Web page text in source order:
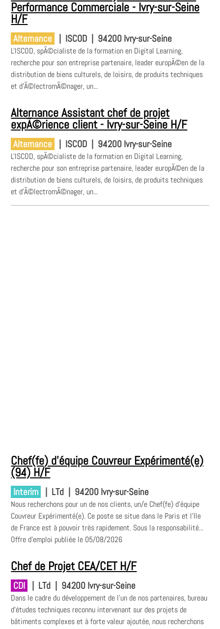
Performance Commerciale - Ivry-sur-Seine
H/F
Alternance | ISCOD | 94200 Ivry-sur-Seine
L'ISCOD, spÃ©cialiste de la formation en Digital Learning,
recherche pour son entreprise partenaire, leader europÃ©en de la
distribution de biens culturels, de loisirs, de produits techniques
et d'Ã©lectromÃ©nager, un...
Alternance Assistant chef de projet
expÃ©rience client - Ivry-sur-Seine H/F
Alternance | ISCOD | 94200 Ivry-sur-Seine
L'ISCOD, spÃ©cialiste de la formation en Digital Learning,
recherche pour son entreprise partenaire, leader europÃ©en de la
distribution de biens culturels, de loisirs, de produits techniques
et d'Ã©lectromÃ©nager, un...
Chef(fe) d'équipe Couvreur Expérimenté(e)
(94) H/F
Interim | LTd | 94200 Ivry-sur-Seine
Nous recherchons pour un de nos clients, un/e Chef(fe) d'équipe
Couvreur Expérimenté(e). Ce poste se situe dans le Paris et l'Ile
de France est à pouvoir très rapidement. Sous la responsabilité...
Offre d'emploi publiée le 05/08/2026
Chef de Projet CEA/CET H/F
CDI | LTd | 94200 Ivry-sur-Seine
Dans le cadre du développement de l'un de nos partenaires, bureau
d'études techniques reconnu intervenant sur des projets de
bâtiments complexes et à forte valeur ajoutée, nous recherchons